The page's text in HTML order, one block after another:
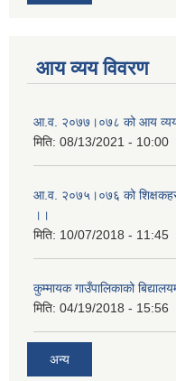
आय व्यय विवरण
आ.व. २०७७।०७८ को आय
मिति: 08/13/2021 - 10:00
आ.व. २०७५।०७६ को
।।
मिति: 10/07/2018 - 11:45
कुम्मायक गाउँपालिकाको
मिति: 04/19/2018 - 15:56
अन्य